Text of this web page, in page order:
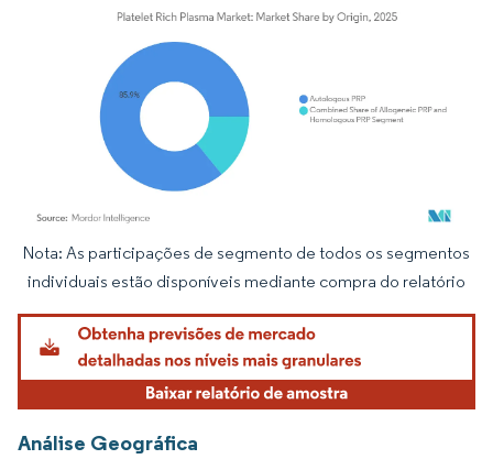
Imagem © Mordor Intelligence. O reuso requer atribuição conforme CC BY 4.0.
Nota: As participações de segmento de todos os segmentos
individuais estão disponíveis mediante compra do relatório
Análise Geográfica